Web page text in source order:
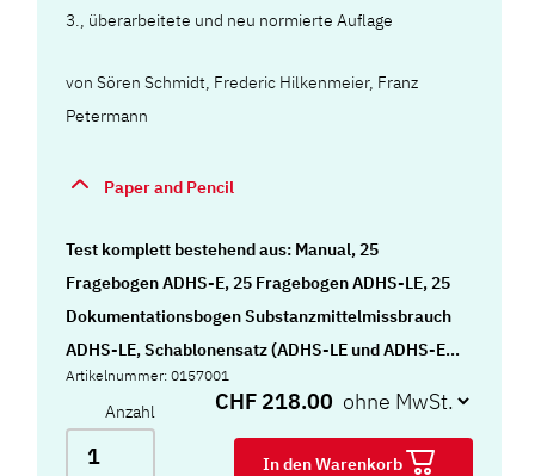
3., überarbeitete und neu normierte Auflage
vonSören Schmidt, Frederic Hilkenmeier, Franz
Petermann
Paper and Pencil
Test komplett bestehend aus: Manual, 25
Fragebogen ADHS-E, 25 Fragebogen ADHS-LE, 25
Dokumentationsbogen Substanzmittelmissbrauch
ADHS-LE, Schablonensatz (ADHS-LE und ADHS-E),
25 Profilbogen ADHS-E, 25 Profilbogen ADHS-LE
und Mappe
Artikelnummer: 0157001
Anzahl CHF 218.00
In den Warenkorb